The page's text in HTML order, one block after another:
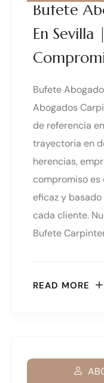
Bufete
En
Bufete
Abogados
de referencia
trayectoria en
herencias,
compromiso es
eficaz y
cada cliente.
Bufete
READ MORE